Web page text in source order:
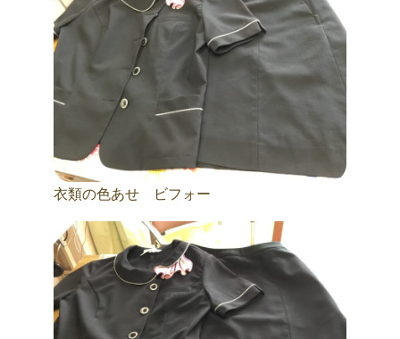
衣類の色あせ ビフォー